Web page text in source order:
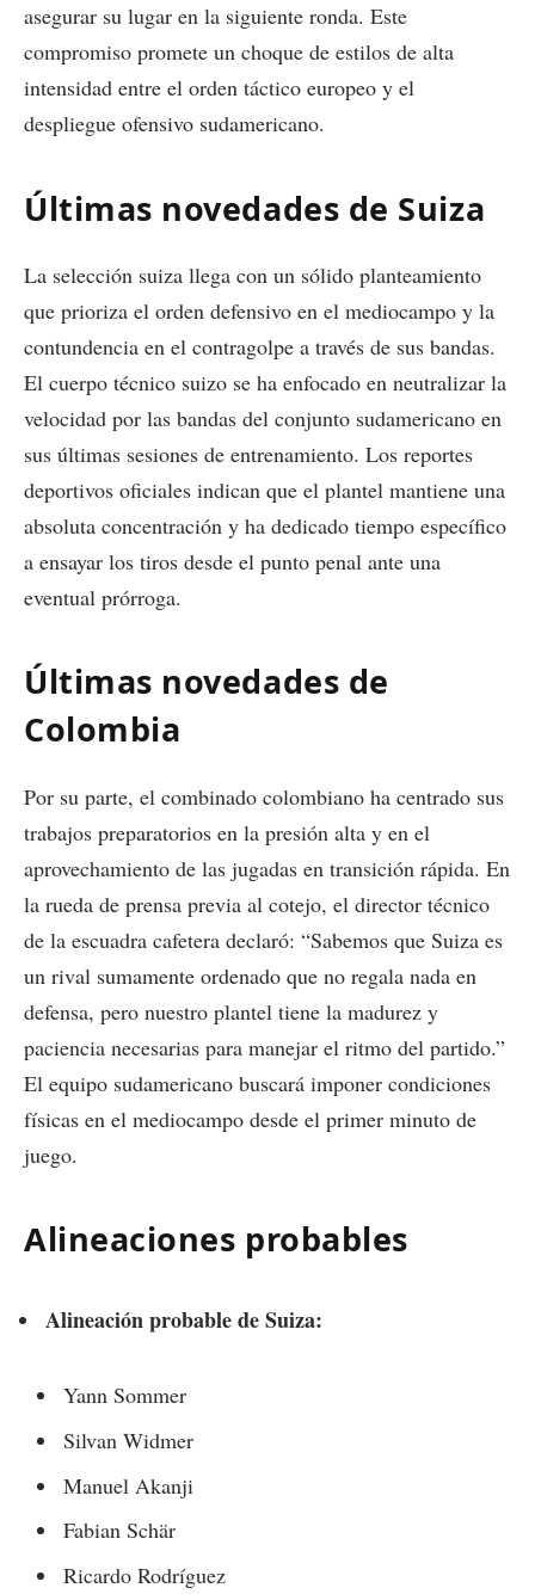
asegurar su lugar en la siguiente ronda. Este
compromiso promete un choque de estilos de alta
intensidad entre el orden táctico europeo y el
despliegue ofensivo sudamericano.
Últimas novedades de Suiza
La selección suiza llega con un sólido planteamiento
que prioriza el orden defensivo en el mediocampo y la
contundencia en el contragolpe a través de sus bandas.
El cuerpo técnico suizo se ha enfocado en neutralizar la
velocidad por las bandas del conjunto sudamericano en
sus últimas sesiones de entrenamiento. Los reportes
deportivos oficiales indican que el plantel mantiene una
absoluta concentración y ha dedicado tiempo específico
a ensayar los tiros desde el punto penal ante una
eventual prórroga.
Últimas novedades de
Colombia
Por su parte, el combinado colombiano ha centrado sus
trabajos preparatorios en la presión alta y en el
aprovechamiento de las jugadas en transición rápida. En
la rueda de prensa previa al cotejo, el director técnico
de la escuadra cafetera declaró: “Sabemos que Suiza es
un rival sumamente ordenado que no regala nada en
defensa, pero nuestro plantel tiene la madurez y
paciencia necesarias para manejar el ritmo del partido.”
El equipo sudamericano buscará imponer condiciones
físicas en el mediocampo desde el primer minuto de
juego.
Alineaciones probables
Alineación probable de Suiza:
Yann Sommer
Silvan Widmer
Manuel Akanji
Fabian Schär
Ricardo Rodríguez